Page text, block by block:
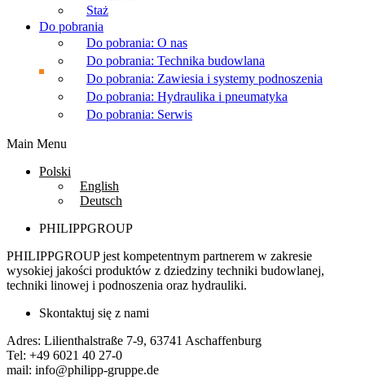
Staż
Do pobrania
Do pobrania: O nas
Do pobrania: Technika budowlana
Do pobrania: Zawiesia i systemy podnoszenia
Do pobrania: Hydraulika i pneumatyka
Do pobrania: Serwis
Main Menu
Polski
English
Deutsch
PHILIPPGROUP
PHILIPPGROUP jest kompetentnym partnerem w zakresie
wysokiej jakości produktów z dziedziny techniki budowlanej,
techniki linowej i podnoszenia oraz hydrauliki.
Skontaktuj się z nami
Adres: Lilienthalstraße 7-9, 63741 Aschaffenburg
Tel: +49 6021 40 27-0
mail: info@philipp-gruppe.de